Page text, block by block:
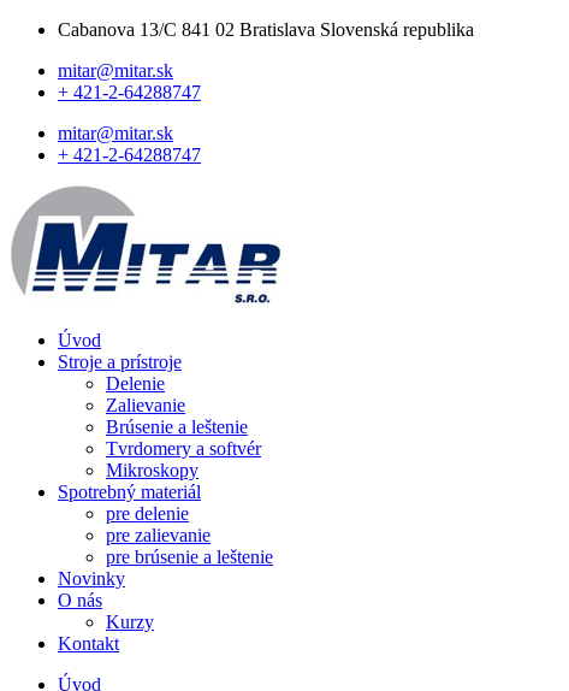
Cabanova 13/C 841 02 Bratislava Slovenská republika
mitar@mitar.sk
+ 421-2-64288747
mitar@mitar.sk
+ 421-2-64288747
Úvod
Stroje a prístroje
Delenie
Zalievanie
Brúsenie a leštenie
Tvrdomery a softvér
Mikroskopy
Spotrebný materiál
pre delenie
pre zalievanie
pre brúsenie a leštenie
Novinky
O nás
Kurzy
Kontakt
Úvod